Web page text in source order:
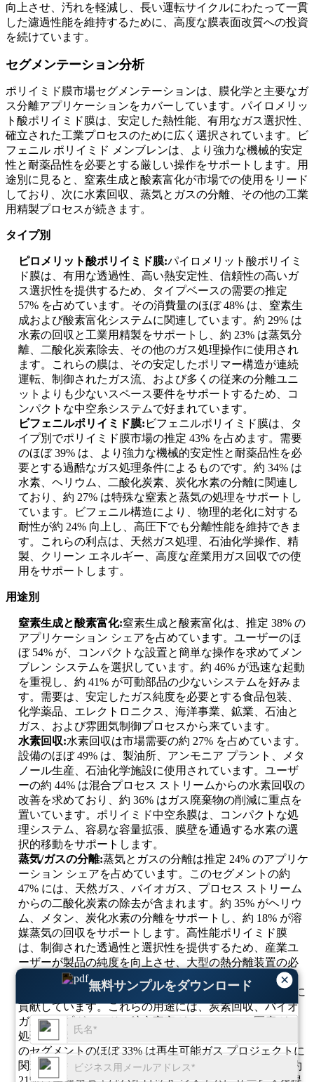
×
無料サンプルをダウンロード
向上させ、汚れを軽減し、長い運転サイクルにわたって一貫
した濾過性能を維持するために、高度な膜表面改質への投資
を続けています。
セグメンテーション分析
ポリイミド膜市場セグメンテーションは、膜化学と主要なガ
ス分離アプリケーションをカバーしています。パイロメリッ
ト酸ポリイミド膜は、安定した熱性能、有用なガス選択性、
確立された工業プロセスのために広く選択されています。ビ
フェニル ポリイミド メンブレンは、より強力な機械的安定
性と耐薬品性を必要とする厳しい操作をサポートします。用
途別に見ると、窒素生成と酸素富化が市場での使用をリード
しており、次に水素回収、蒸気とガスの分離、その他の工業
用精製プロセスが続きます。
タイプ別
ピロメリット酸ポリイミド膜:パイロメリット酸ポリイミ
ド膜は、有用な透過性、高い熱安定性、信頼性の高いガ
ス選択性を提供するため、タイプベースの需要の推定
57% を占めています。その消費量のほぼ 48% は、窒素生
成および酸素富化システムに関連しています。約 29% は
水素の回収と工業用精製をサポートし、約 23% は蒸気分
離、二酸化炭素除去、その他のガス処理操作に使用され
ます。これらの膜は、その安定したポリマー構造が連続
運転、制御されたガス流、および多くの従来の分離ユニ
ットよりも少ないスペース要件をサポートするため、コ
ンパクトな中空糸システムで好まれています。
ビフェニルポリイミド膜: ビフェニルポリイミド膜は、タ
イプ別でポリイミド膜市場の推定 43% を占めます。需要
のほぼ 39% は、より強力な機械的安定性と耐薬品性を必
要とする過酷なガス処理条件によるものです。約 34% は
水素、ヘリウム、二酸化炭素、炭化水素の分離に関連し
ており、約 27% は特殊な窒素と蒸気の処理をサポートし
ています。ビフェニル構造により、物理的老化に対する
耐性が約 24% 向上し、高圧下でも分離性能を維持できま
す。これらの利点は、天然ガス処理、石油化学操作、精
製、クリーン エネルギー、高度な産業用ガス回収での使
用をサポートします。
用途別
窒素生成と酸素富化:窒素生成と酸素富化は、推定 38% の
アプリケーション シェアを占めています。ユーザーのほ
ぼ 54% が、コンパクトな設置と簡単な操作を求めてメン
ブレン システムを選択しています。約 46% が迅速な起動
を重視し、約 41% が可動部品の少ないシステムを好みま
す。需要は、安定したガス純度を必要とする食品包装、
化学薬品、エレクトロニクス、海洋事業、鉱業、石油と
ガス、および雰囲気制御プロセスから来ています。
水素回収:水素回収は市場需要の約 27% を占めています。
設備のほぼ 49% は、製油所、アンモニア プラント、メタ
ノール生産、石油化学施設に使用されています。ユーザ
ーの約 44% は混合プロセス ストリームからの水素回収の
改善を求めており、約 36% はガス廃棄物の削減に重点を
置いています。ポリイミド中空糸膜は、コンパクトな処
理システム、容易な容量拡張、膜壁を通過する水素の選
択的移動をサポートします。
蒸気/ガスの分離:蒸気とガスの分離は推定 24% のアプリケ
ーション シェアを占めています。このセグメントの約
47% には、天然ガス、バイオガス、プロセス ストリーム
からの二酸化炭素の除去が含まれます。約 35% がヘリウ
ム、メタン、炭化水素の分離をサポートし、約 18% が溶
媒蒸気の回収をサポートします。高性能ポリイミド膜
は、制御された透過性と選択性を提供するため、産業ユ
ーザーが製品の純度を向上させ、大型の熱分離装置の必
要性を軽減するのに役立ちます。
他の用途は、ポリイミド膜市場の需要の約 11% に
貢献しています。これらの用途には、炭素回収、バイオ
ガスアップグレード、航空宇宙ガスシステム、医療ガス
処理、空気乾燥、研究規模の分離などが含まれます。こ
のセグメントのほぼ 33% は再生可能ガス プロジェクトに
関連しており、約 28% は特殊産業ガスをサポートし、約